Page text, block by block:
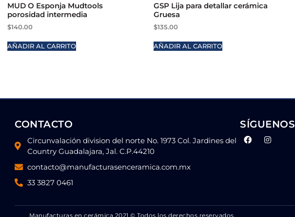
MUD O Esponja Mudtools
porosidad intermedia
$140.00
AÑADIR AL CARRITO
GSP Lija para detallar cerámica
Gruesa
$135.00
AÑADIR AL CARRITO
CONTACTO
Circunvalación division del norte No. 1973 Col. Jardines del
Country Guadalajara, Jal. C.P.44210
contacto@manufacturasenceramica.com.mx
33 3827 0461
SÍGUENOS
Manufacturas en cerámica 2021 © Todos los derechos reservados.